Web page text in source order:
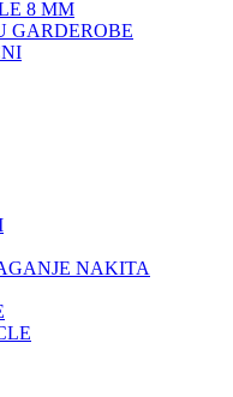
8 MM
GARDEROBE
NAKITA